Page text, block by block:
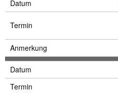
Datum
Termin
Anmerkung
Datum
Termin